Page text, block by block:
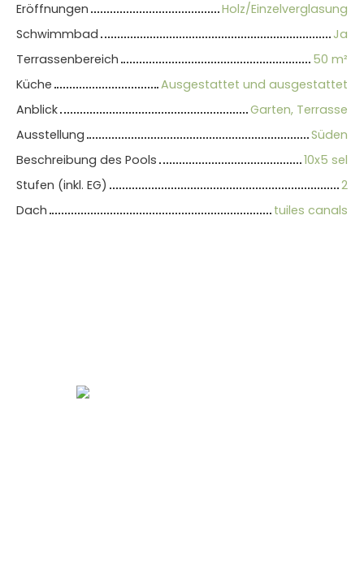
Eröffnungen
Holz/Einzelverglasung
Schwimmbad
Ja
Terrassenbereich
50 m²
Küche
Ausgestattet und ausgestattet
Anblick
Garten, Terrasse
Ausstellung
Süden
Beschreibung des Pools
10x5 sel
Stufen (inkl. EG)
2
Dach
tuiles canals